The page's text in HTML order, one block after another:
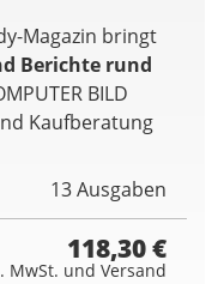
Magazin bringt
Berichte rund
BILD
Kaufberatung
13 Ausgaben
118,30 €
MwSt. und Versand